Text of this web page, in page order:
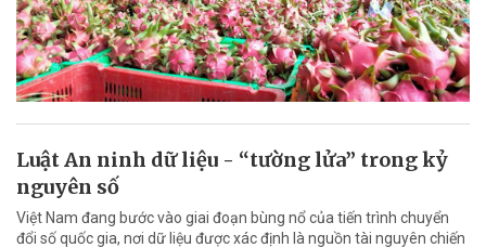
Luật An ninh dữ liệu - “tường lửa” trong kỷ
nguyên số
Việt Nam đang bước vào giai đoạn bùng nổ của tiến trình chuyển
đổi số quốc gia, nơi dữ liệu được xác định là nguồn tài nguyên chiến